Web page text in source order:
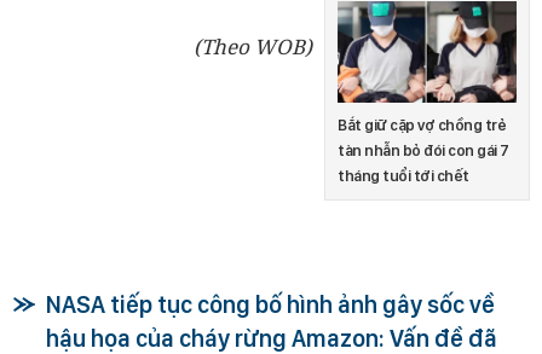
Bắt giữ cặp vợ chồng trẻ
tàn nhẫn bỏ đói con gái 7
tháng tuổi tới chết
(Theo WOB)
NASA tiếp tục công bố hình ảnh gây sốc về
hậu họa của cháy rừng Amazon: Vấn đề đã